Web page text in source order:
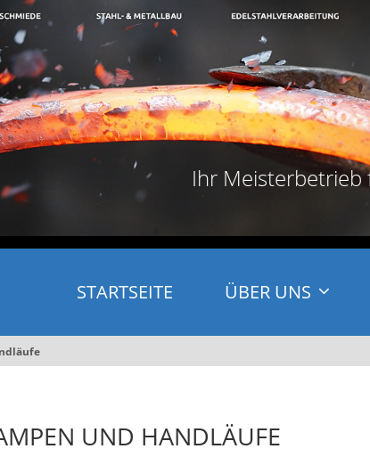
Ihr Meisterbetrieb
STARTSEITE ÜBER UNS
UND HANDLÄUFE